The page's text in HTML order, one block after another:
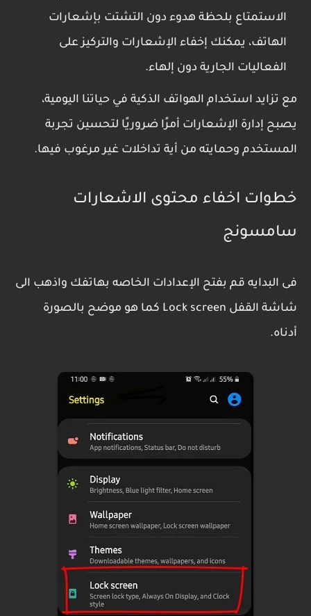
الاستمتاع بلحظة هدوء دون التشتت بإشعارات
الهاتف، يمكنك إخفاء الإشعارات والتركيز على
الفعاليات الجارية دون إلهاء.
مع تزايد استخدام الهواتف الذكية في حياتنا اليومية،
يصبح إدارة الإشعارات أمرًا ضروريًا لتحسين تجربة
المستخدم وحمايته من أية تداخلات غير مرغوب فيها.
خطوات اخفاء محتوى الاشعارات
سامسونج
فى البدايه قم بفتح الإعدادات الخاصه بهاتفك واذهب الى
شاشة القفل Lock screen كما هو موضح بالصورة
أدناه.